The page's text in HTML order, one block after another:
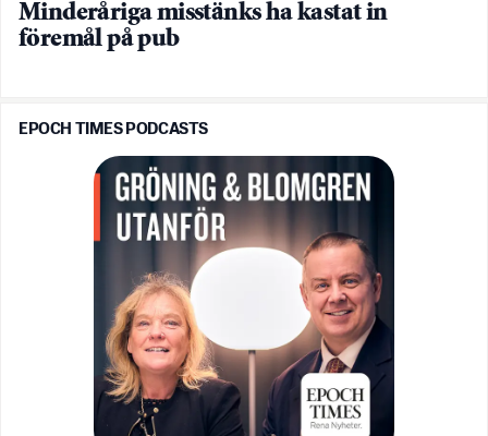
Minderåriga misstänks ha kastat in
föremål på pub
EPOCH TIMES PODCASTS